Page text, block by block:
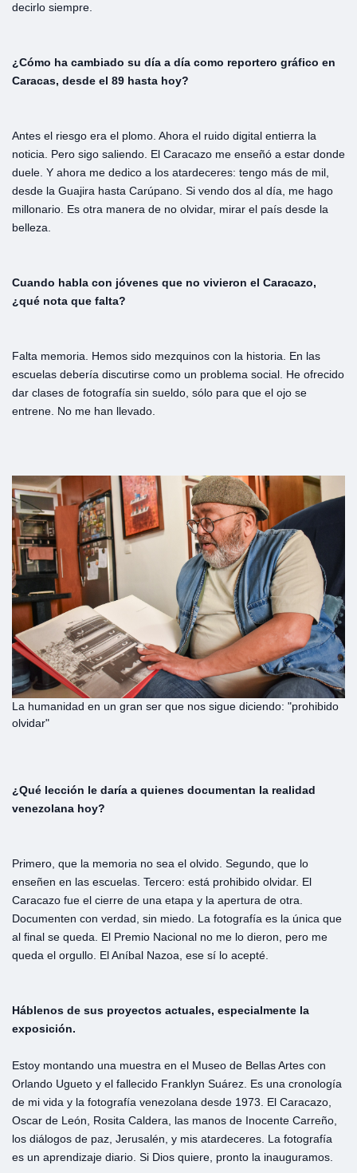
decirlo siempre.
¿Cómo ha cambiado su día a día como reportero gráfico en
Caracas, desde el 89 hasta hoy?
Antes el riesgo era el plomo. Ahora el ruido digital entierra la
noticia. Pero sigo saliendo. El Caracazo me enseñó a estar donde
duele. Y ahora me dedico a los atardeceres: tengo más de mil,
desde la Guajira hasta Carúpano. Si vendo dos al día, me hago
millonario. Es otra manera de no olvidar, mirar el país desde la
belleza.
Cuando habla con jóvenes que no vivieron el Caracazo,
¿qué nota que falta?
Falta memoria. Hemos sido mezquinos con la historia. En las
escuelas debería discutirse como un problema social. He ofrecido
dar clases de fotografía sin sueldo, sólo para que el ojo se
entrene. No me han llevado.
La humanidad en un gran ser que nos sigue diciendo: "prohibido
olvidar"
¿Qué lección le daría a quienes documentan la realidad
venezolana hoy?
Primero, que la memoria no sea el olvido. Segundo, que lo
enseñen en las escuelas. Tercero: está prohibido olvidar. El
Caracazo fue el cierre de una etapa y la apertura de otra.
Documenten con verdad, sin miedo. La fotografía es la única que
al final se queda. El Premio Nacional no me lo dieron, pero me
queda el orgullo. El Aníbal Nazoa, ese sí lo acepté.
Háblenos de sus proyectos actuales, especialmente la
exposición.
Estoy montando una muestra en el Museo de Bellas Artes con
Orlando Ugueto y el fallecido Franklyn Suárez. Es una cronología
de mi vida y la fotografía venezolana desde 1973. El Caracazo,
Oscar de León, Rosita Caldera, las manos de Inocente Carreño,
los diálogos de paz, Jerusalén, y mis atardeceres. La fotografía
es un aprendizaje diario. Si Dios quiere, pronto la inauguramos.